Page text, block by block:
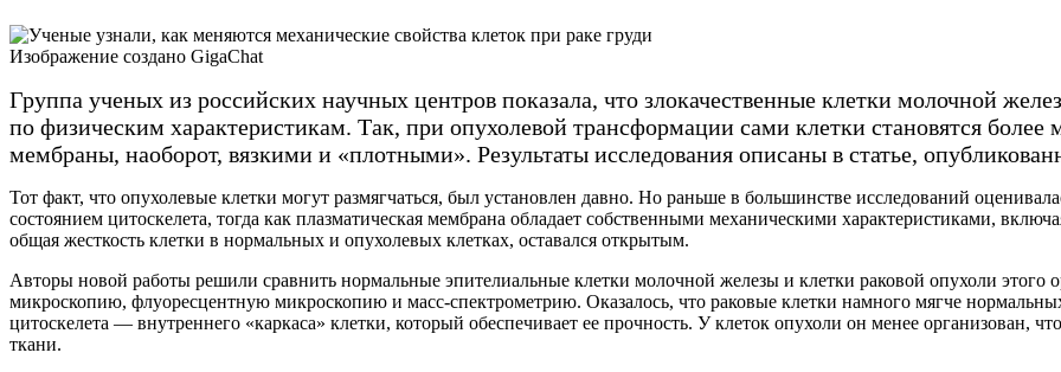
Изображение создано GigaChat
Группа ученых из российских научных центров показала, что злокачественные клетки молочной
по физическим характеристикам. Так, при опухолевой трансформации сами клетки становятся
мембраны, наоборот, вязкими и «плотными». Результаты исследования описаны в статье,
Тот факт, что опухолевые клетки могут размягчаться, был установлен давно. Но раньше в большинстве исследований
состоянием цитоскелета, тогда как плазматическая мембрана обладает собственными механическими характеристиками,
общая жесткость клетки в нормальных и опухолевых клетках, оставался открытым.
Авторы новой работы решили сравнить нормальные эпителиальные клетки молочной железы и клетки раковой опухоли этого
микроскопию, флуоресцентную микроскопию и масс-спектрометрию. Оказалось, что раковые клетки намного мягче
цитоскелета — внутреннего «каркаса» клетки, который обеспечивает ее прочность. У клеток опухоли он менее организован,
ткани.